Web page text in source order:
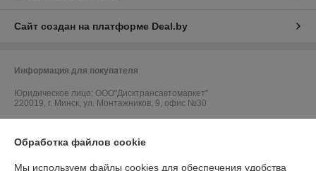
Сайт создан на платформе Deal.by
Информация для покупателя
Юридическое лицо: ООО"Дисктрансавтомаркет"
220019, г. Минск, ул. Монтажников, 9, офис №30
УНП: 192363141
Обработка файлов cookie
Мы используем файлы cookies для обеспечения удобства